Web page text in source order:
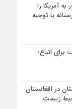
۱۲ کشور به آمریکا را
یا توجیه
اتباع؛
در افغانستان
زیست